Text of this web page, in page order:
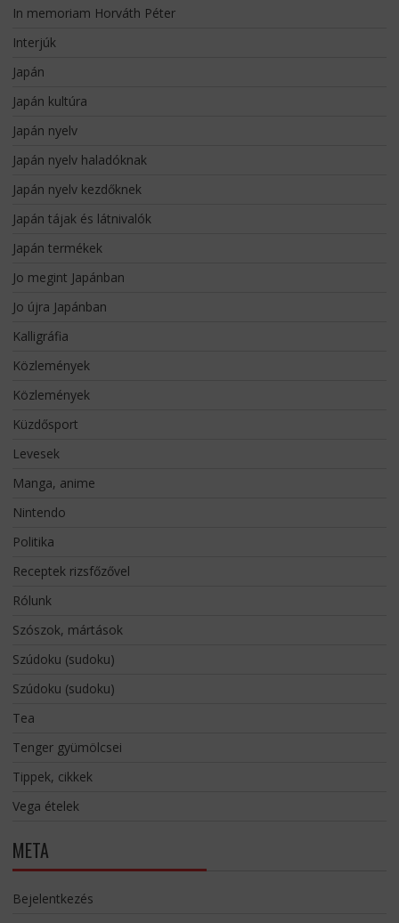
In memoriam Horváth Péter
Interjúk
Japán
Japán kultúra
Japán nyelv
Japán nyelv haladóknak
Japán nyelv kezdőknek
Japán tájak és látnivalók
Japán termékek
Jo megint Japánban
Jo újra Japánban
Kalligráfia
Közlemények
Közlemények
Küzdősport
Levesek
Manga, anime
Nintendo
Politika
Receptek rizsfőzővel
Rólunk
Szószok, mártások
Szúdoku (sudoku)
Szúdoku (sudoku)
Tea
Tenger gyümölcsei
Tippek, cikkek
Vega ételek
META
Bejelentkezés